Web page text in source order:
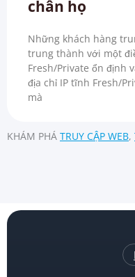
chân họ
Những khách hàng
trung thành với một
Fresh/Private ổn định
địa chỉ IP tĩnh Fresh/
mà
KHÁM PHÁ TRUY CẬP WEB,